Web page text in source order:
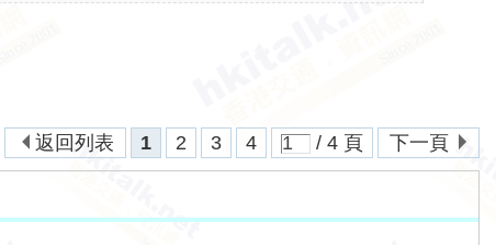
1
2 3 4 / 4 頁 下一頁
返回列表